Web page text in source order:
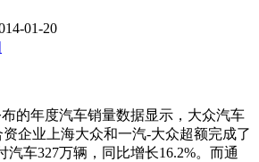
01-20
的年度汽车销量数据显示，大众汽车
企业上海大众和一汽-大众超额完成了
汽车327万辆，同比增长16.2%。而通